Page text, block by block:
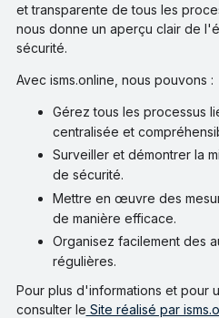
et transparente de tous les
nous donne un aperçu clair de
sécurité.
Avec isms.online, nous pouvons :
Gérez tous les processus
centralisée et
Surveiller et démontrer la
de sécurité.
Mettre en œuvre des
de manière efficace.
Organisez facilement des
régulières.
Pour plus d'informations et pour
consulter le Site réalisé par